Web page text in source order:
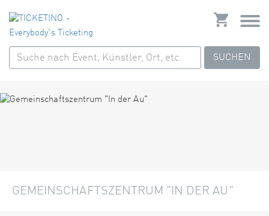
SUCHEN
GEMEINSCHAFTSZENTRUM "IN DER AU"